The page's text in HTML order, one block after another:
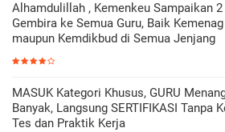
Alhamdulillah , Kemenkeu Sampaikan 2
Gembira ke Semua Guru, Baik Kemenag
maupun Kemdikbud di Semua Jenjang
MASUK Kategori Khusus, GURU
Banyak, Langsung SERTIFIKASI Tanpa
Tes dan Praktik Kerja